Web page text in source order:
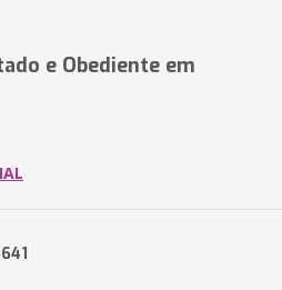
e Obediente em